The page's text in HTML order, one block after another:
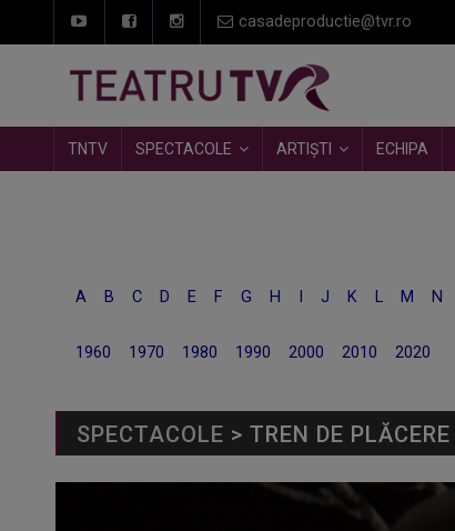
casadeproductie@tvr.ro
TNTV SPECTACOLE ARTIȘTI ECHIPA
A B C D E F G H J K L M N
1960 1970 1980 1990 2000 2010 2020
SPECTACOLE > TREN DE PLĂCERE